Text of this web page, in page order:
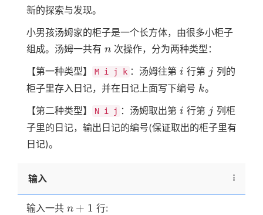
新的探索与发现。
小男孩汤姆家的柜子是一个长方体，由很多小柜子
组成。汤姆一共有 n
n 次操作，分为两种类型：
【第一种类型】
M i j k ：汤姆往第 i
i 行第 jj 列的
柜子里存入日记，并在日记上面写下编号 k
k。
【第二种类型】
N i j ：汤姆取出第 i
i 行第 jj 列柜
子里的日记，输出日记的编号(保证取出的柜子里有
日记)。
输入
输入一共 n+1
n + 1 行: